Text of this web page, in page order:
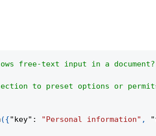
free-text input in a document?
to preset options or
({"key" : "Personal information" ,